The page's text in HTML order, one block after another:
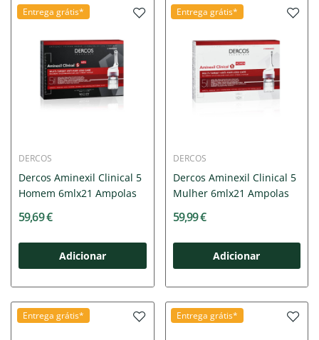
Entrega grátis*
DERCOS
Dercos Aminexil Clinical 5
Homem 6mlx21 Ampolas
59,69 €
Adicionar
Entrega grátis*
DERCOS
Dercos Aminexil Clinical 5
Mulher 6mlx21 Ampolas
59,99 €
Adicionar
Entrega grátis* Entrega grátis*